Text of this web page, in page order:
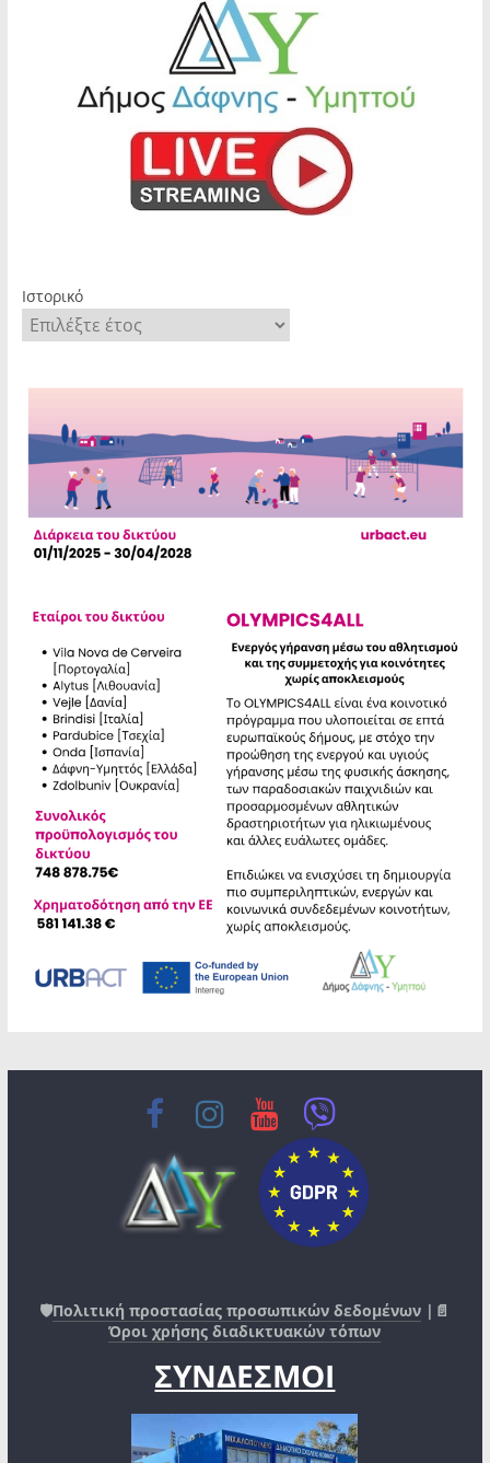
Ιστορικό
🛡️Πολιτική προστασίας προσωπικών δεδομένων |📄
Όροι χρήσης διαδικτυακών τόπων
ΣΥΝΔΕΣΜΟΙ